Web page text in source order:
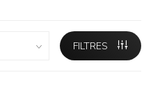
FILTRES